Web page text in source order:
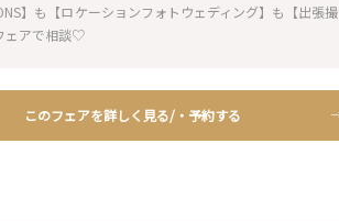
】も【ロケーションフォトウェディング】も【出張撮
ェアで相談♡
このフェアを詳しく見る/・予約する